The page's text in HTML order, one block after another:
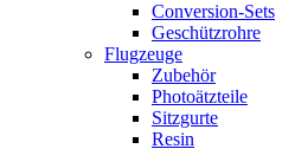
Conversion-Sets
Geschützrohre
Flugzeuge
Zubehör
Photoätzteile
Sitzgurte
Resin